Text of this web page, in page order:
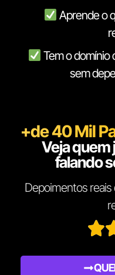
Aprende o
Tem o domínio
sem
+de 40 Mil
Veja quem
falando
Depoimentos